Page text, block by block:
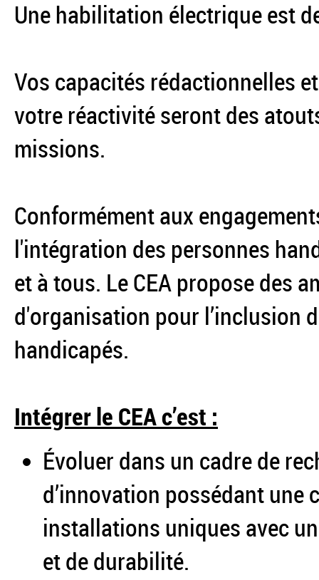
Une habilitation électrique est
Vos capacités rédactionnelles
votre réactivité seront des
missions.
Conformément aux
l'intégration des personnes
et à tous. Le CEA propose des
d'organisation pour l’inclusion
handicapés.
Intégrer le CEA c’est :
Évoluer dans un cadre de
d’innovation possédant une
installations uniques avec
et de durabilité.